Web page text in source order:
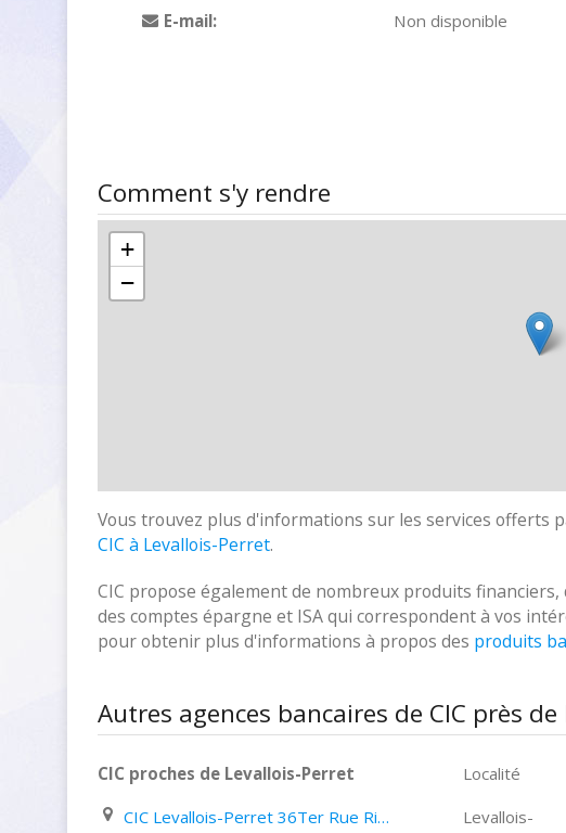
E-mail:
Non disponible
Comment s'y rendre
+
−
Vous trouvez plus d'informations sur les services offerts
CIC à Levallois-Perret.
CIC propose également de nombreux produits
des comptes épargne et ISA qui correspondent à vos
pour obtenir plus d'informations à propos des produits
Autres agences bancaires de CIC près
CIC proches de Levallois-Perret Localité
CIC Levallois-Perret 36Ter Rue Rivay
Levallois-